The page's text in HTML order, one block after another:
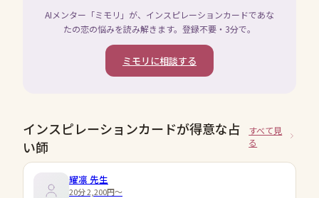
AIメンター「ミモリ」が、インスピレーションカードであな
たの恋の悩みを読み解きます。登録不要・3分で。
ミモリに相談する
インスピレーションカードが得意な占
い師
すべて見
る
耀凛 先生
20分 2,200円〜